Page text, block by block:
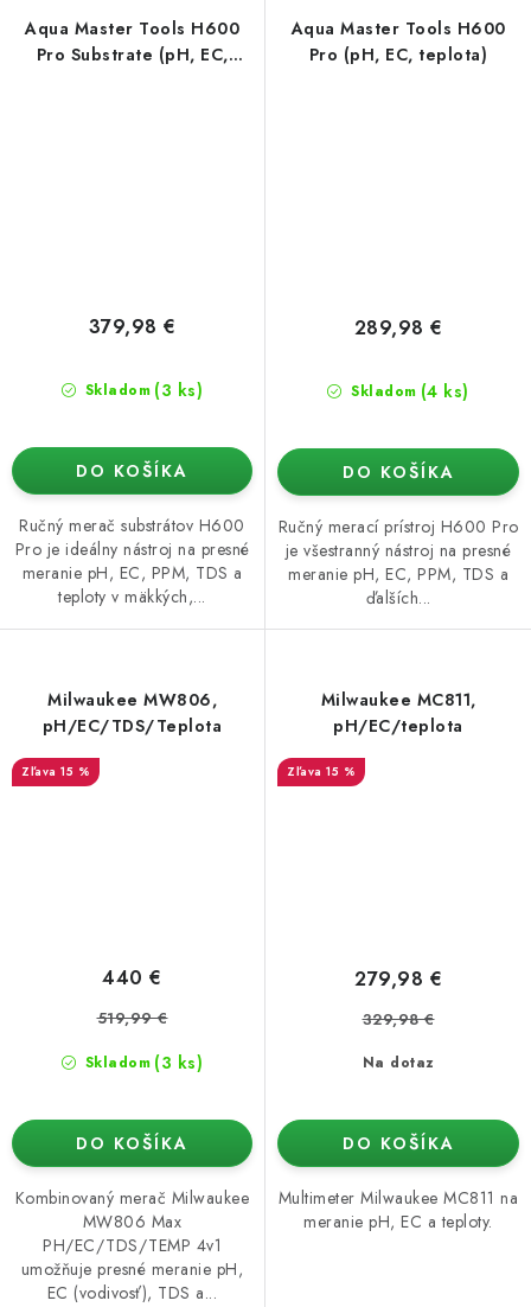
Aqua Master Tools H600
Pro Substrate (pH, EC,
Skladom (3 ks)
379,98 €
DO KOŠÍKA
Ručný merač substrátov H600
Pro je ideálny nástroj na presné
meranie pH, EC, PPM, TDS a
teploty v mäkkých,...
Aqua Master Tools H600
Pro (pH, EC, teplota)
Skladom (4 ks)
289,98 €
DO KOŠÍKA
Ručný merací prístroj H600 Pro
je všestranný nástroj na presné
meranie pH, EC, PPM, TDS a
ďalších...
Milwaukee MW806,
pH/EC/TDS/Teplota
15 %
Skladom (3 ks)
440 €
519,99 €
DO KOŠÍKA
Kombinovaný merač Milwaukee
MW806 Max
PH/EC/TDS/TEMP 4v1
umožňuje presné meranie pH,
EC (vodivosť), TDS a...
Milwaukee MC811,
pH/EC/teplota
15 %
Na dotaz
279,98 €
329,98 €
DO KOŠÍKA
Multimeter Milwaukee MC811 na
meranie pH, EC a teploty.